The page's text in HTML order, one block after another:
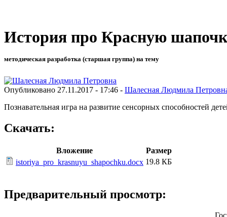
История про Красную
методическая разработка (старшая группа) на тему
Опубликовано 27.11.2017 - 17:46 - Шалесная Людмила
Познавательная игра на развитие сенсорных способностей
Скачать:
Вложение
Размер
istoriya_pro_krasnuyu_shapochku.docx 19.8 КБ
Предварительный просмотр: